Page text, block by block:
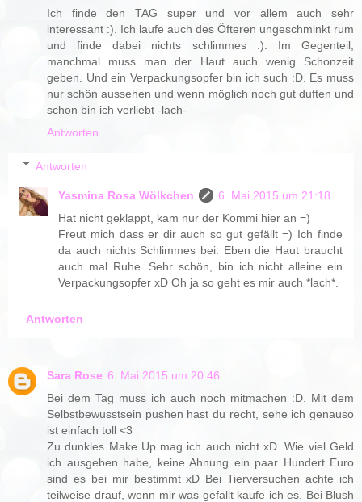
Ich finde den TAG super und vor allem auch sehr
interessant :). Ich laufe auch des Öfteren ungeschminkt rum
und finde dabei nichts schlimmes :). Im Gegenteil,
manchmal muss man der Haut auch wenig Schonzeit
geben. Und ein Verpackungsopfer bin ich such :D. Es muss
nur schön aussehen und wenn möglich noch gut duften und
schon bin ich verliebt -lach-
Antworten
Antworten
Yasmina Rosa Wölkchen
6. Mai 2015 um 21:18
Hat nicht geklappt, kam nur der Kommi hier an =)
Freut mich dass er dir auch so gut gefällt =) Ich finde
da auch nichts Schlimmes bei. Eben die Haut braucht
auch mal Ruhe. Sehr schön, bin ich nicht alleine ein
Verpackungsopfer xD Oh ja so geht es mir auch *lach*.
Antworten
Sara Rose 6. Mai 2015 um 20:46
Bei dem Tag muss ich auch noch mitmachen :D. Mit dem
Selbstbewusstsein pushen hast du recht, sehe ich genauso
ist einfach toll <3
Zu dunkles Make Up mag ich auch nicht xD. Wie viel Geld
ich ausgeben habe, keine Ahnung ein paar Hundert Euro
sind es bei mir bestimmt xD Bei Tierversuchen achte ich
teilweise drauf, wenn mir was gefällt kaufe ich es. Bei Blush